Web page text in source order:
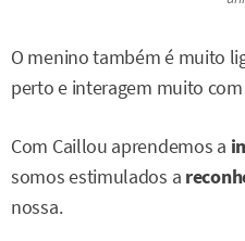
O menino também é muito
perto e interagem muito
Com Caillou aprendemos a
somos estimulados a
nossa.